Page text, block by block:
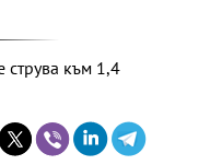
струва към 1,4